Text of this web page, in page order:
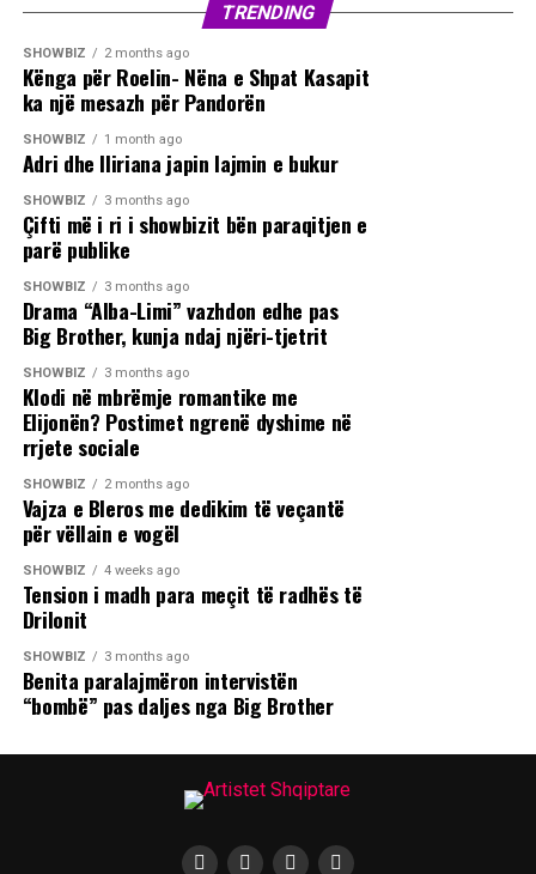
TRENDING
SHOWBIZ 2 months ago
Kënga për Roelin- Nëna e Shpat Kasapit
ka një mesazh për Pandorën
SHOWBIZ 1 month ago
Adri dhe Iliriana japin lajmin e bukur
SHOWBIZ 3 months ago
Çifti më i ri i showbizit bën paraqitjen e
parë publike
SHOWBIZ 3 months ago
Drama “Alba-Limi” vazhdon edhe pas
Big Brother, kunja ndaj njëri-tjetrit
SHOWBIZ 3 months ago
Klodi në mbrëmje romantike me
Elijonën? Postimet ngrenë dyshime në
rrjete sociale
SHOWBIZ 2 months ago
Vajza e Bleros me dedikim të veçantë
për vëllain e vogël
SHOWBIZ 4 weeks ago
Tension i madh para meçit të radhës të
Drilonit
SHOWBIZ 3 months ago
Benita paralajmëron intervistën
“bombë” pas daljes nga Big Brother